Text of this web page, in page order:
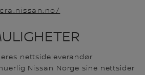
nettsideleverandør
Nissan Norge sine nettsider